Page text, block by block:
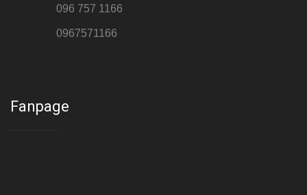
096 757 1166
0967571166
Fanpage